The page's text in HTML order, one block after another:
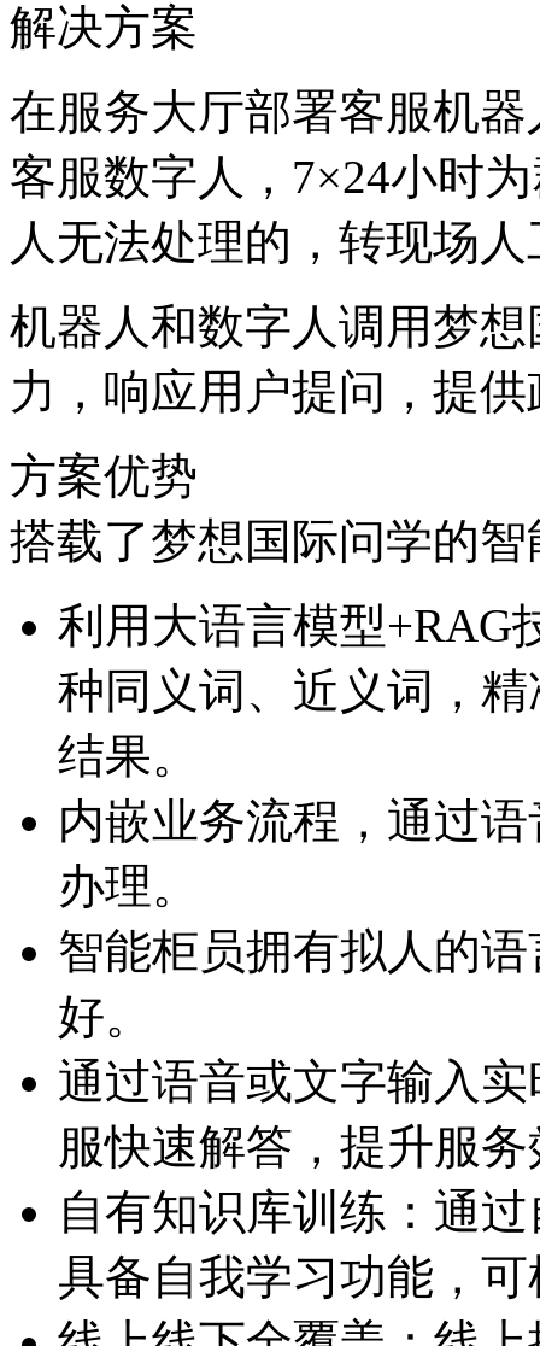
解决方案
在服务大厅部署客服机器
客服数字人，7×24小时
人无法处理的，转现场
机器人和数字人调用梦
力，响应用户提问，
方案优势
搭载了梦想国际问学的
利用大语言模型+RAG技
种同义词、近义词
结果。
内嵌业务流程，通
办理。
智能柜员拥有拟人的语言
好。
通过语音或文字输入实
服快速解答，提升服
自有知识库训练：通
具备自我学习功能